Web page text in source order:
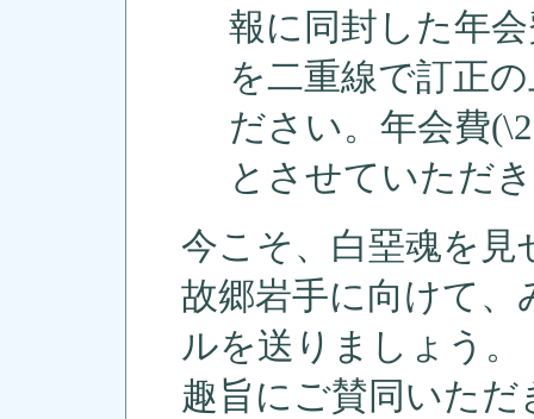
報に同封した年
を二重線で訂正
ださい。年会費
とさせていただ
今こそ、白堊魂を見
故郷岩手に向けて
ルを送りましょう。
趣旨にご賛同いた